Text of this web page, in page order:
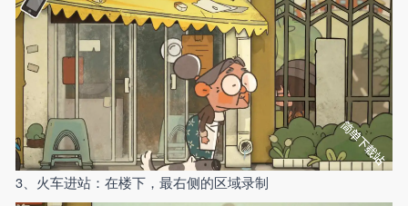
3、火车进站：在楼下，最右侧的区域录制